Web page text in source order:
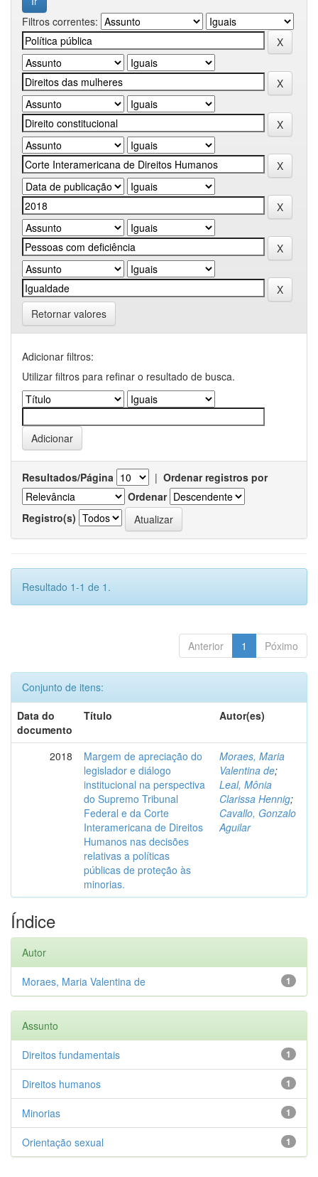
Filtros correntes:
Retornar valores
Adicionar filtros:
Utilizar filtros para refinar o resultado de busca.
Resultados/Página | Ordenar registros por
Ordenar
Registro(s)
Resultado 1-1 de 1.
Anterior 1 Póximo
Conjunto de itens:
Data do
documento
Título Autor(es)
2018
Margem de apreciação do
legislador e diálogo
institucional na perspectiva
do Supremo Tribunal
Federal e da Corte
Interamericana de Direitos
Humanos nas decisões
relativas a políticas
públicas de proteção às
minorias.
Moraes, Maria
Valentina de;
Leal, Mônia
Clarissa Hennig;
Cavallo, Gonzalo
Aguilar
Índice
Autor
1
Moraes, Maria Valentina de
Assunto
1
Direitos fundamentais
1
Direitos humanos
1
Minorias
1
Orientação sexual